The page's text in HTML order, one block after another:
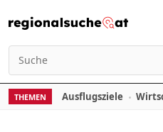
Suchen nach:
THEMEN Ausflugsziele